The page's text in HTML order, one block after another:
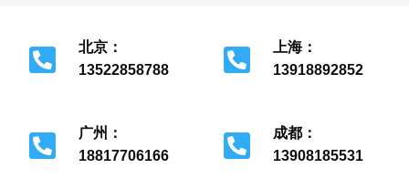
北京：
13522858788
上海：
13918892852
广州：
18817706166
成都：
13908185531